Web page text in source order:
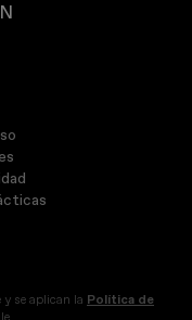
y se aplican la Política de